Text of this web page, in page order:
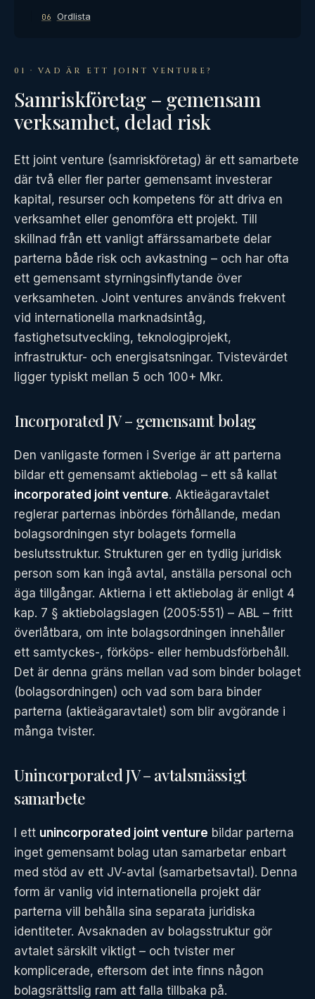
06 Ordlista
01 · VAD ÄR ETT JOINT VENTURE?
Samriskföretag – gemensam
verksamhet, delad risk
Ett joint venture (samriskföretag) är ett samarbete
där två eller fler parter gemensamt investerar
kapital, resurser och kompetens för att driva en
verksamhet eller genomföra ett projekt. Till
skillnad från ett vanligt affärssamarbete delar
parterna både risk och avkastning – och har ofta
ett gemensamt styrningsinflytande över
verksamheten. Joint ventures används frekvent
vid internationella marknadsintåg,
fastighetsutveckling, teknologiprojekt,
infrastruktur- och energisatsningar. Tvistevärdet
ligger typiskt mellan 5 och 100+ Mkr.
Incorporated JV – gemensamt bolag
Den vanligaste formen i Sverige är att parterna
bildar ett gemensamt aktiebolag – ett så kallat
incorporated joint venture. Aktieägaravtalet
reglerar parternas inbördes förhållande, medan
bolagsordningen styr bolagets formella
beslutsstruktur. Strukturen ger en tydlig juridisk
person som kan ingå avtal, anställa personal och
äga tillgångar. Aktierna i ett aktiebolag är enligt 4
kap. 7 § aktiebolagslagen (2005:551) – ABL – fritt
överlåtbara, om inte bolagsordningen innehåller
ett samtyckes-, förköps- eller hembudsförbehåll.
Det är denna gräns mellan vad som binder bolaget
(bolagsordningen) och vad som bara binder
parterna (aktieägaravtalet) som blir avgörande i
många tvister.
Unincorporated JV – avtalsmässigt
samarbete
I ett unincorporated joint venture bildar parterna
inget gemensamt bolag utan samarbetar enbart
med stöd av ett JV-avtal (samarbetsavtal). Denna
form är vanlig vid internationella projekt där
parterna vill behålla sina separata juridiska
identiteter. Avsaknaden av bolagsstruktur gör
avtalet särskilt viktigt – och tvister mer
komplicerade, eftersom det inte finns någon
bolagsrättslig ram att falla tillbaka på.